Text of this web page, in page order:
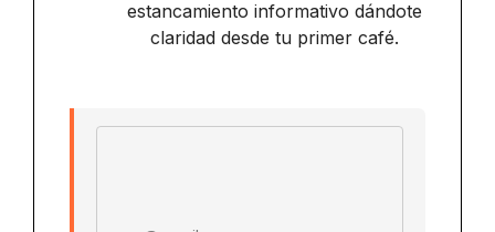
estancamiento informativo dándote
claridad desde tu primer café.